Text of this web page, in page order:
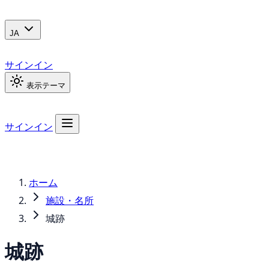
JA
サインイン
表示テーマ
サインイン
ホーム
施設・名所
城跡
城跡